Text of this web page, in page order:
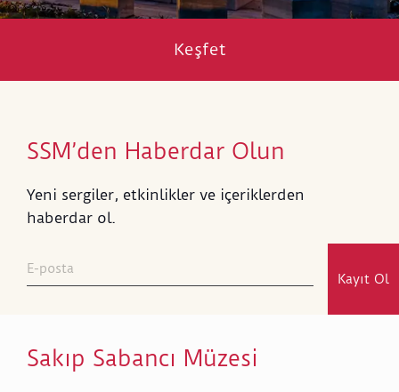
Keşfet
SSM’den Haberdar Olun
Yeni sergiler, etkinlikler ve içeriklerden
haberdar ol.
Kayıt Ol
Sakıp Sabancı Müzesi